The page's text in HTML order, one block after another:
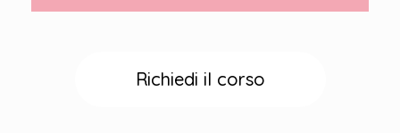
Richiedi il corso